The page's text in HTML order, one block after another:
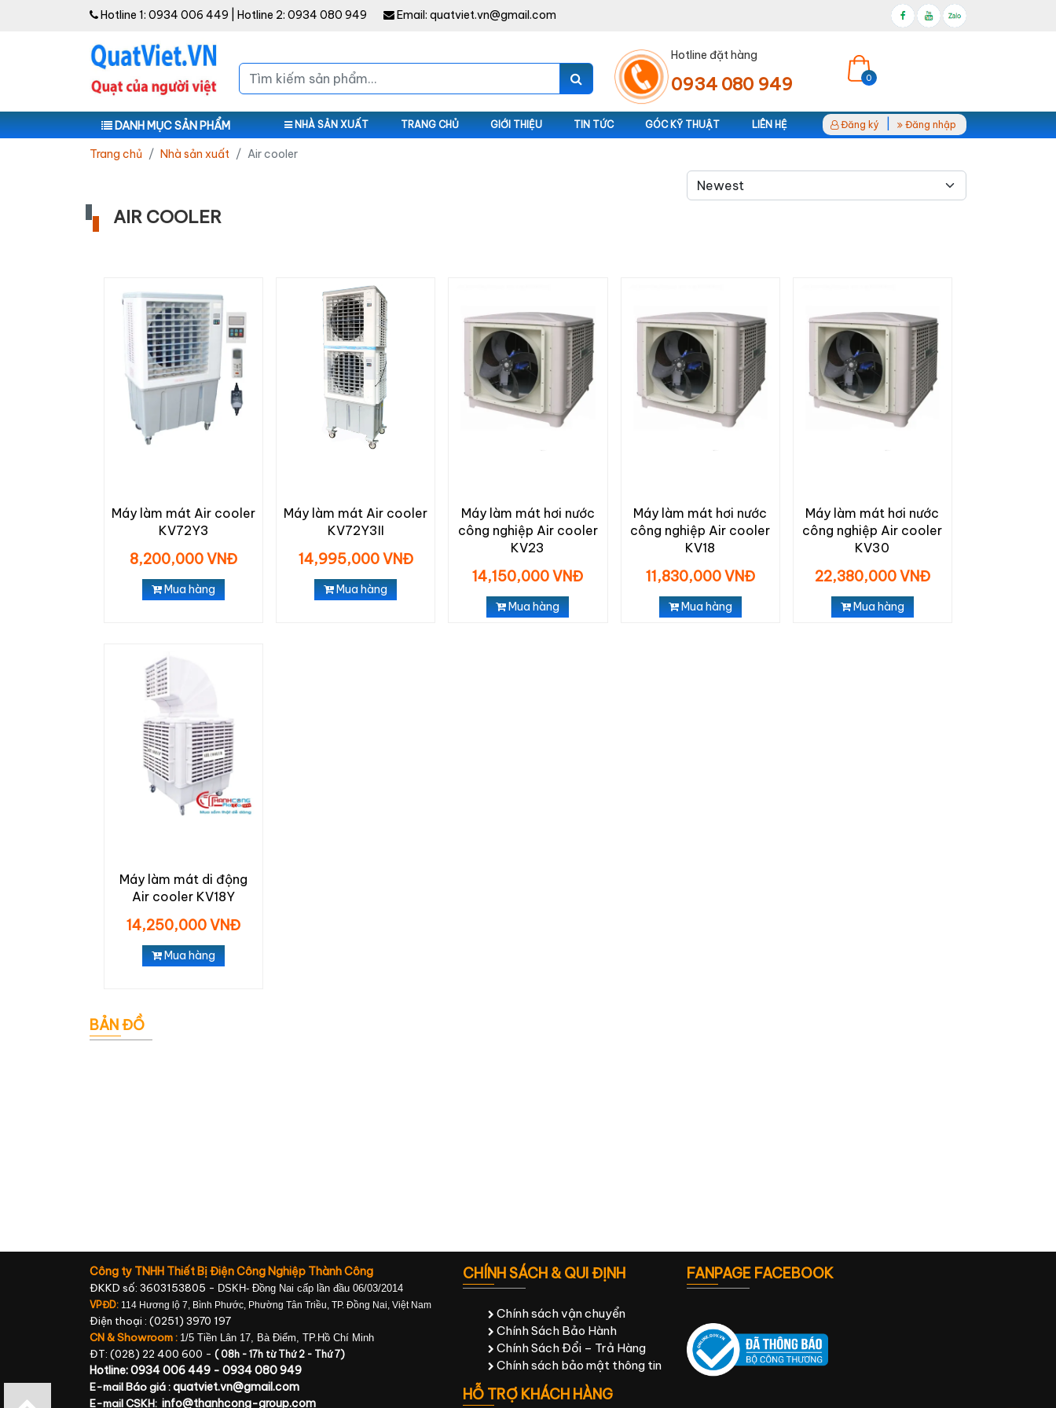
Hotline 1: 0934 006 449 | Hotline 2: 0934 080 949 Email: quatviet.vn@gmail.com
Hotline đặt hàng
0934 080 949 0
DANH MỤC SẢN PHẨM NHÀ SẢN XUẤT TRANG CHỦ GIỚI THIỆU TIN TỨC GÓC KỸ THUẬT LIÊN HỆ Đăng ký Đăng nhập
Trang chủ Nhà sản xuất Air cooler
AIR COOLER
Máy làm mát Air cooler
KV72Y3
8,200,000 VNĐ
Mua hàng
Máy làm mát Air cooler
KV72Y3II
14,995,000 VNĐ
Mua hàng
Máy làm mát hơi nước
công nghiệp Air cooler
KV23
14,150,000 VNĐ
Mua hàng
Máy làm mát hơi nước
công nghiệp Air cooler
KV18
11,830,000 VNĐ
Mua hàng
Máy làm mát hơi nước
công nghiệp Air cooler
KV30
22,380,000 VNĐ
Mua hàng
Máy làm mát di động
Air cooler KV18Y
14,250,000 VNĐ
Mua hàng
BẢN ĐỒ
Công ty TNHH Thiết Bị Điện Công Nghiệp Thành Công
ĐKKD số: 3603153805 - DSKH- Đồng Nai cấp lần đầu 06/03/2014
VPĐD: 114 Hương lộ 7, Bình Phước, Phường Tân Triều, TP. Đồng Nai, Việt Nam
Điện thoại : (0251) 3970 197
CN & Showroom : 1/5 Tiền Lân 17, Bà Điểm, TP.Hồ Chí Minh
ĐT: (028) 22 400 600 - ( 08h - 17h từ Thứ 2 - Thứ 7)
Hotline: 0934 006 449 - 0934 080 949
E-mail Báo giá :quatviet.vn@gmail.com
E-mail CSKH: info@thanhcong-group.com
CHÍNH SÁCH & QUI ĐỊNH
Chính sách vận chuyển
Chính Sách Bảo Hành
Chính Sách Đổi – Trả Hàng
Chính sách bảo mật thông tin
HỖ TRỢ KHÁCH HÀNG
FANPAGE FACEBOOK